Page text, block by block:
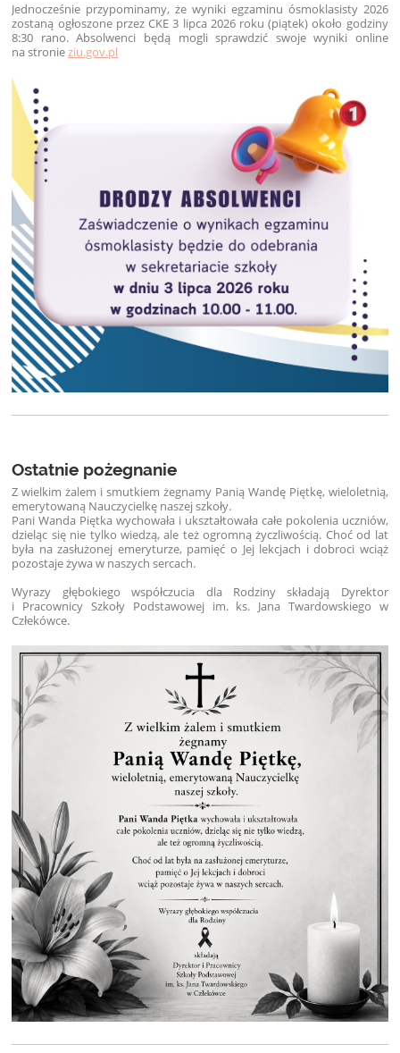
Jednocześnie przypominamy, że wyniki egzaminu ósmoklasisty 2026
zostaną ogłoszone przez CKE 3 lipca 2026 roku (piątek) około godziny
8:30 rano. Absolwenci będą mogli sprawdzić swoje wyniki online
na stronieziu.gov.pl
Ostatnie pożegnanie
Z wielkim żalem i smutkiem żegnamy Panią Wandę Piętkę, wieloletnią,
emerytowaną Nauczycielkę naszej szkoły.
Pani Wanda Piętka wychowała i ukształtowała całe pokolenia uczniów,
dzieląc się nie tylko wiedzą, ale też ogromną życzliwością. Choć od lat
była na zasłużonej emeryturze, pamięć o Jej lekcjach i dobroci wciąż
pozostaje żywa w naszych sercach.
Wyrazy głębokiego współczucia dla Rodziny składają Dyrektor
i Pracownicy Szkoły Podstawowej im. ks. Jana Twardowskiego w
Człekówce.